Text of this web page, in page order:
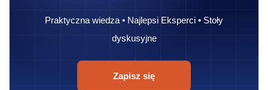
Praktyczna wiedza • Najlepsi Eksperci • Stoły
dyskusyjne
Zapisz się